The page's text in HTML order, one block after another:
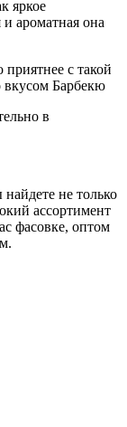
яркое
ароматная она
с такой
вкусом Барбекю
в
не только
ассортимент
фасовке, оптом